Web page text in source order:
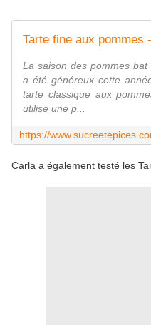
Tarte fine aux pommes
La saison des pommes
a été généreux cette
tarte classique aux
utilise une p...
Carla a également testé les